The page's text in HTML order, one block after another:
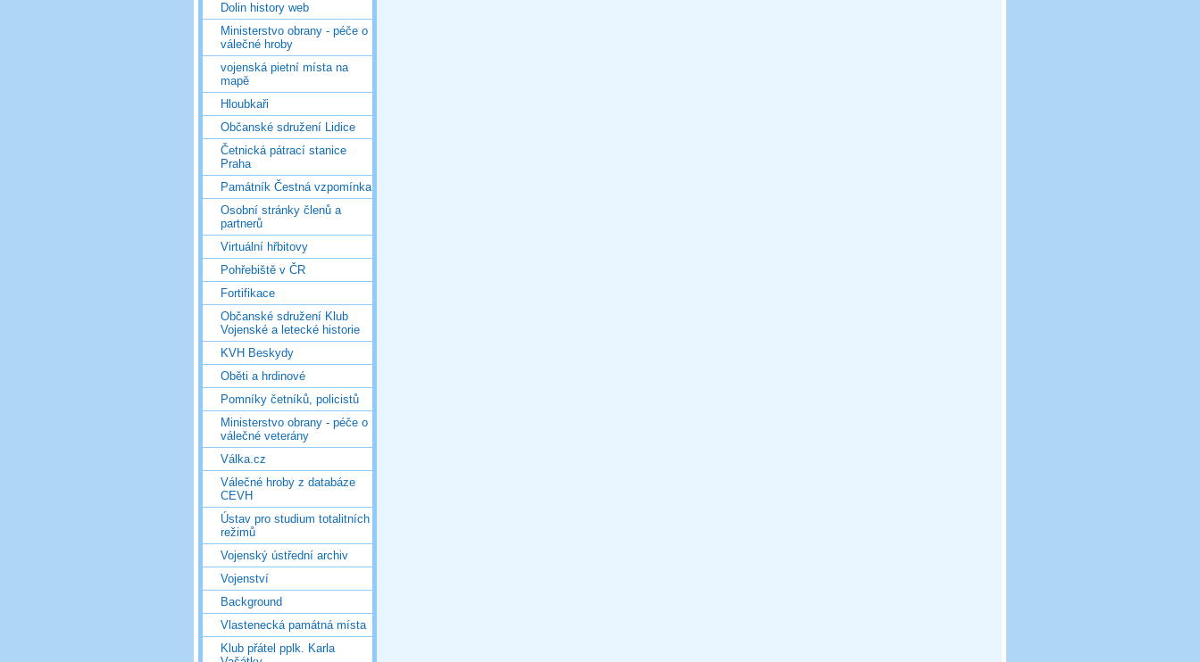
Dolin history web
Ministerstvo obrany - péče o
válečné hroby
vojenská pietní místa na
mapě
Hloubkaři
Občanské sdružení Lidice
Četnická pátrací stanice
Praha
Památník Čestná vzpomínka
Osobní stránky členů a
partnerů
Virtuální hřbitovy
Pohřebiště v ČR
Fortifikace
Občanské sdružení Klub
Vojenské a letecké historie
KVH Beskydy
Oběti a hrdinové
Pomníky četníků, policistů
Ministerstvo obrany - péče o
válečné veterány
Válka.cz
Válečné hroby z databáze
CEVH
Ústav pro studium totalitních
režimů
Vojenský ústřední archiv
Vojenství
Background
Vlastenecká památná místa
Klub přátel pplk. Karla